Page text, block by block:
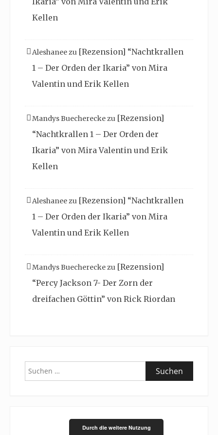
Kellen
Aleshaneezu [Rezension] “Nachtkrallen
1 – Der Orden der Ikaria” von Mira
Valentin und Erik Kellen
Mandys Buechereckezu [Rezension]
“Nachtkrallen 1 – Der Orden der
Ikaria” von Mira Valentin und Erik
Kellen
Aleshaneezu [Rezension] “Nachtkrallen
1 – Der Orden der Ikaria” von Mira
Valentin und Erik Kellen
Mandys Buechereckezu [Rezension]
“Percy Jackson 7- Der Zorn der
dreifachen Göttin” von Rick Riordan
Suchen
nach:
Durch die weitere Nutzung